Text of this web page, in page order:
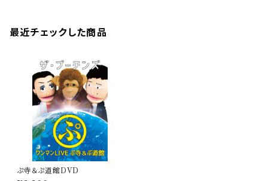
最近チェックした商品
ぷ寺＆ぷ道館DVD